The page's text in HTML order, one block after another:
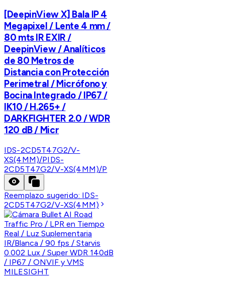
[DeepinView X] Bala IP 4
Megapixel / Lente 4 mm /
80 mts IR EXIR /
DeepinView / Analíticos
de 80 Metros de
Distancia con Protección
Perimetral / Micrófono y
Bocina Integrado / IP67 /
IK10 / H.265+ /
DARKFIGHTER 2.0 / WDR
120 dB / Micr
IDS-2CD5T47G2/V-
XS(4MM)/PIDS-
2CD5T47G2/V-XS(4MM)/P
Reemplazo sugerido: IDS-
2CD5T47G2/V-XS(4MM)
MILESIGHT